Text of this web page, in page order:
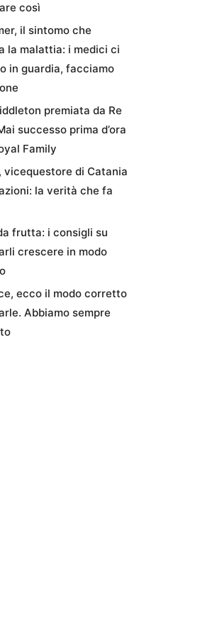
così
il sintomo che
la malattia: i medici ci
in guardia, facciamo
premiata da Re
successo prima d’ora
Family
vicequestore di Catania
la verità che fa
frutta: i consigli su
crescere in modo
ecco il modo corretto
Abbiamo sempre